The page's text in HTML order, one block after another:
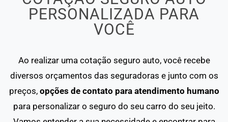
PERSONALIZADA PARA
VOCÊ
Ao realizar uma cotação seguro auto, você recebe
diversos orçamentos das seguradoras e junto com os
preços, opções de contato para atendimento humano
para personalizar o seguro do seu carro do seu jeito.